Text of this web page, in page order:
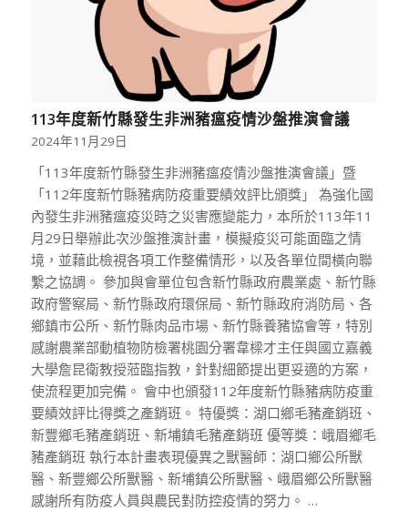
113年度新竹縣發生非洲豬瘟疫情沙盤推演會議
2024年11月29日
「113年度新竹縣發生非洲豬瘟疫情沙盤推演會議」暨
「112年度新竹縣豬病防疫重要績效評比頒獎」 為強化國
內發生非洲豬瘟疫災時之災害應變能力，本所於113年11
月29日舉辦此次沙盤推演計畫，模擬疫災可能面臨之情
境，並藉此檢視各項工作整備情形，以及各單位間橫向聯
繫之協調。 參加與會單位包含新竹縣政府農業處、新竹縣
政府警察局、新竹縣政府環保局、新竹縣政府消防局、各
鄉鎮市公所、新竹縣肉品市場、新竹縣養豬協會等，特別
感謝農業部動植物防檢署桃園分署韋樑才主任與國立嘉義
大學詹昆衛教授蒞臨指教，針對細節提出更妥適的方案，
使流程更加完備。 會中也頒發112年度新竹縣豬病防疫重
要績效評比得獎之產銷班。 特優獎：湖口鄉毛豬產銷班、
新豐鄉毛豬產銷班、新埔鎮毛豬產銷班 優等獎：峨眉鄉毛
豬產銷班 執行本計畫表現優異之獸醫師：湖口鄉公所獸
醫、新豐鄉公所獸醫、新埔鎮公所獸醫、峨眉鄉公所獸醫
感謝所有防疫人員與農民對防控疫情的努力。 …